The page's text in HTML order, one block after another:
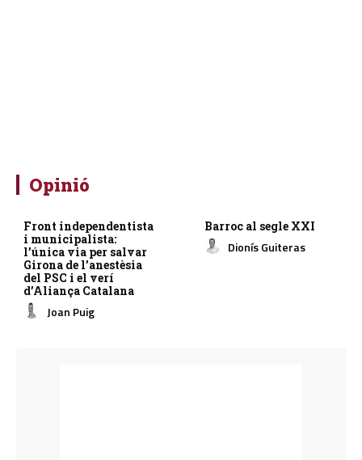
Opinió
Front independentista
i municipalista:
l’única via per salvar
Girona de l’anestèsia
del PSC i el verí
d’Aliança Catalana
Joan Puig
Barroc al segle XXI
Dionís Guiteras